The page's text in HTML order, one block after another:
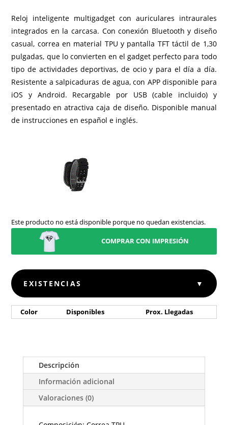
Reloj inteligente multigadget con auriculares intraurales
integrados en la carcasa. Con conexión Bluetooth y diseño
casual, correa en material TPU y pantalla TFT táctil de 1,30
pulgadas, que lo convierten en el gadget perfecto para todo
tipo de actividades deportivas, de ocio y para el día a día.
Resistente a salpicaduras de agua, con APP disponible para
iOS y Android. Recargable por USB (cable incluido) y
presentado en atractiva caja de diseño. Disponible manual
de instrucciones en español e inglés.
Este producto no está disponible porque no quedan existencias.
COMPRAR CON IMPRESIÓN
EXISTENCIAS ▼
Color Disponibles Prox. Llegadas
Descripción
Información adicional
Valoraciones (0)